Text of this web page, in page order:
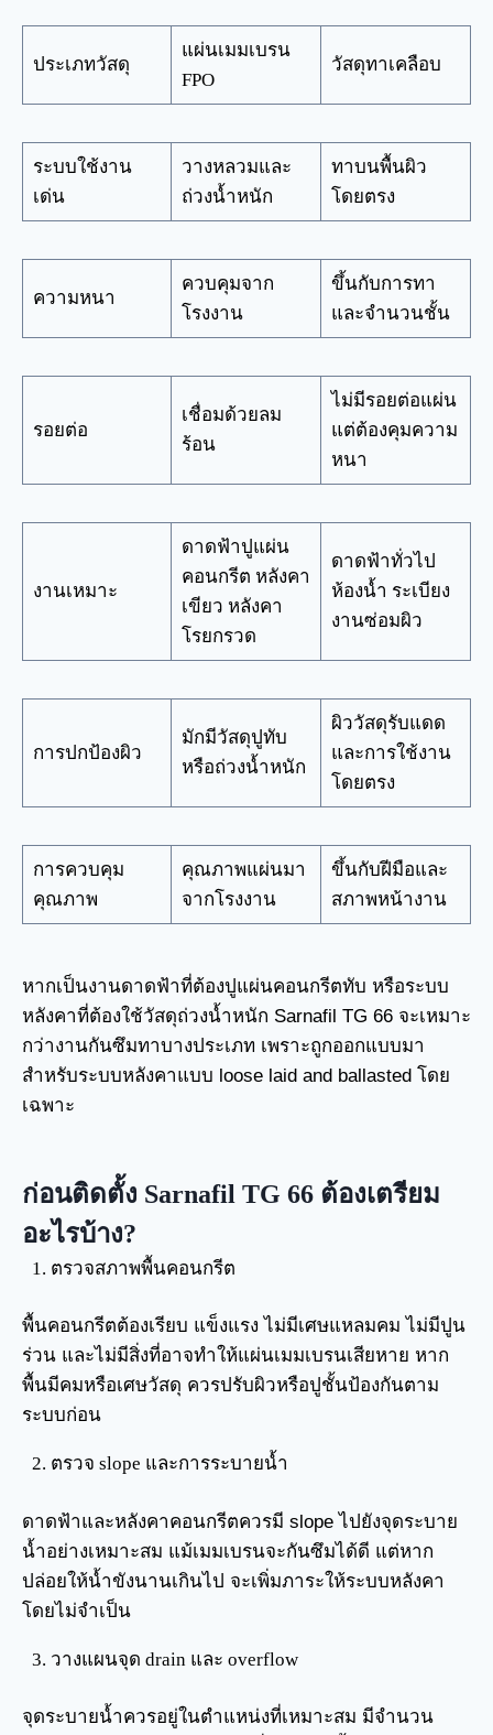
ประเภทวัสดุ
แผ่นเมมเบรน
FPO
วัสดุทาเคลือบ
ระบบใช้งาน
เด่น
วางหลวมและ
ถ่วงน้ำหนัก
ทาบนพื้นผิว
โดยตรง
ความหนา
ควบคุมจาก
โรงงาน
ขึ้นกับการทา
และจำนวนชั้น
รอยต่อ
เชื่อมด้วยลม
ร้อน
ไม่มีรอยต่อแผ่น
แต่ต้องคุมความ
หนา
งานเหมาะ
ดาดฟ้าปูแผ่น
คอนกรีต หลังคา
เขียว หลังคา
โรยกรวด
ดาดฟ้าทั่วไป
ห้องน้ำ ระเบียง
งานซ่อมผิว
การปกป้องผิว
มักมีวัสดุปูทับ
หรือถ่วงน้ำหนัก
ผิววัสดุรับแดด
และการใช้งาน
โดยตรง
การควบคุม
คุณภาพ
คุณภาพแผ่นมา
จากโรงงาน
ขึ้นกับฝีมือและ
สภาพหน้างาน
หากเป็นงานดาดฟ้าที่ต้องปูแผ่นคอนกรีตทับ หรือระบบ
หลังคาที่ต้องใช้วัสดุถ่วงน้ำหนัก Sarnafil TG 66 จะเหมาะ
กว่างานกันซึมทาบางประเภท เพราะถูกออกแบบมา
สำหรับระบบหลังคาแบบ loose laid and ballasted โดย
เฉพาะ
ก่อนติดตั้ง Sarnafil TG 66 ต้องเตรียม
อะไรบ้าง?
ตรวจสภาพพื้นคอนกรีต
พื้นคอนกรีตต้องเรียบ แข็งแรง ไม่มีเศษแหลมคม ไม่มีปูน
ร่วน และไม่มีสิ่งที่อาจทำให้แผ่นเมมเบรนเสียหาย หาก
พื้นมีคมหรือเศษวัสดุ ควรปรับผิวหรือปูชั้นป้องกันตาม
ระบบก่อน
ตรวจ slope และการระบายน้ำ
ดาดฟ้าและหลังคาคอนกรีตควรมี slope ไปยังจุดระบาย
น้ำอย่างเหมาะสม แม้เมมเบรนจะกันซึมได้ดี แต่หาก
ปล่อยให้น้ำขังนานเกินไป จะเพิ่มภาระให้ระบบหลังคา
โดยไม่จำเป็น
วางแผนจุด drain และ overflow
จุดระบายน้ำควรอยู่ในตำแหน่งที่เหมาะสม มีจำนวน